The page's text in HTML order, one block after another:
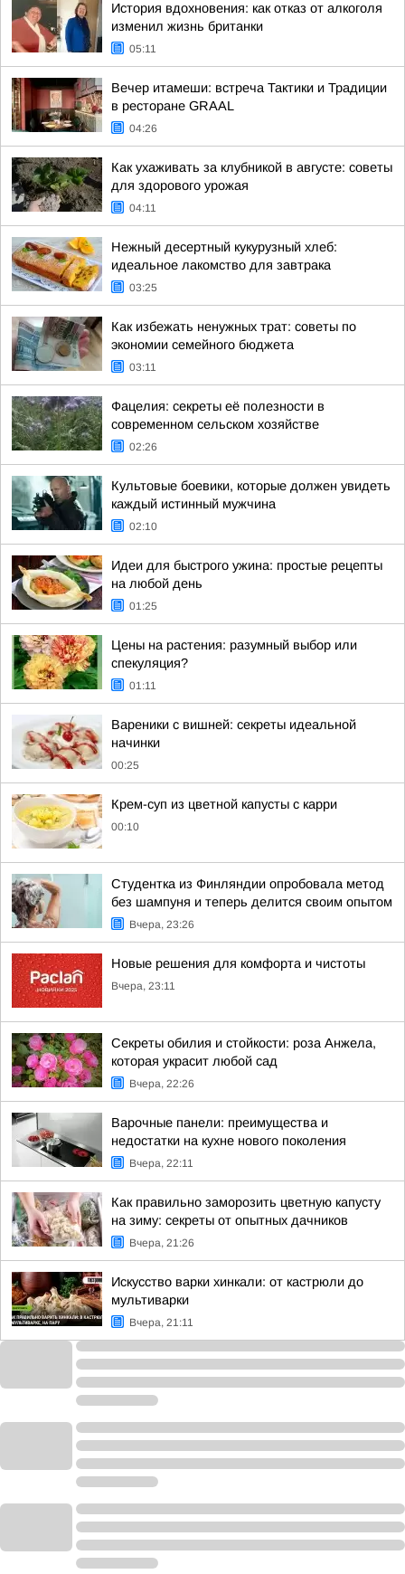
История вдохновения: как отказ от алкоголя
изменил жизнь британки
05:11
Вечер итамеши: встреча Тактики и Традиции
в ресторане GRAAL
04:26
Как ухаживать за клубникой в августе: советы
для здорового урожая
04:11
Нежный десертный кукурузный хлеб:
идеальное лакомство для завтрака
03:25
Как избежать ненужных трат: советы по
экономии семейного бюджета
03:11
Фацелия: секреты её полезности в
современном сельском хозяйстве
02:26
Культовые боевики, которые должен увидеть
каждый истинный мужчина
02:10
Идеи для быстрого ужина: простые рецепты
на любой день
01:25
Цены на растения: разумный выбор или
спекуляция?
01:11
Вареники с вишней: секреты идеальной
начинки
00:25
Крем-суп из цветной капусты с карри
00:10
Студентка из Финляндии опробовала метод
без шампуня и теперь делится своим опытом
Вчера, 23:26
Новые решения для комфорта и чистоты
Вчера, 23:11
Секреты обилия и стойкости: роза Анжела,
которая украсит любой сад
Вчера, 22:26
Варочные панели: преимущества и
недостатки на кухне нового поколения
Вчера, 22:11
Как правильно заморозить цветную капусту
на зиму: секреты от опытных дачников
Вчера, 21:26
Искусство варки хинкали: от кастрюли до
мультиварки
Вчера, 21:11